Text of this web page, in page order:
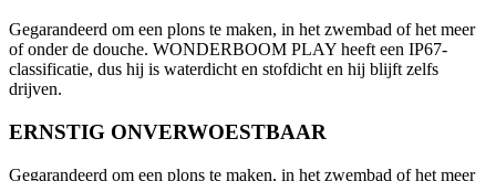
Gegarandeerd om een plons te maken, in het zwembad of het meer
of onder de douche. WONDERBOOM PLAY heeft een IP67-
classificatie, dus hij is waterdicht en stofdicht en hij blijft zelfs
drijven.
ERNSTIG ONVERWOESTBAAR
Gegarandeerd om een plons te maken, in het zwembad of het meer